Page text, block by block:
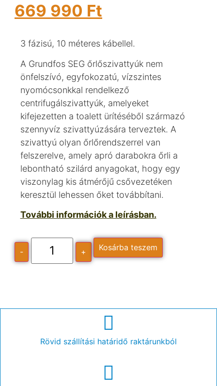
669 990 Ft
3 fázisú, 10 méteres kábellel.
A Grundfos SEG őrlőszivattyúk nem
önfelszívó, egyfokozatú, vízszintes
nyomócsonkkal rendelkező
centrifugálszivattyúk, amelyeket
kifejezetten a toalett ürítéséből származó
szennyvíz szivattyúzására terveztek. A
szivattyú olyan őrlőrendszerrel van
felszerelve, amely apró darabokra őrli a
lebontható szilárd anyagokat, hogy egy
viszonylag kis átmérőjű csővezetéken
keresztül lehessen őket továbbítani.
További információk a leírásban.
- + Kosárba teszem
Rövid szállítási határidő raktárunkból